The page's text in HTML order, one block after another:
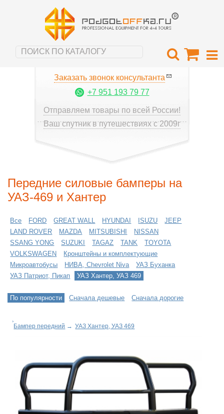
Заказать звонок консультанта
+7 951 193 79 77
Отправляем товары по всей России!
Ваш спутник в путешествиях с 2009г
Передние силовые бамперы на
УАЗ-469 и Хантер
Все FORD GREAT WALL HYUNDAI ISUZU
JEEP
LAND ROVER
MAZDA MITSUBISHI
NISSAN
SSANG YONG
SUZUKI TAGAZ TANK
TOYOTA
VOLKSWAGEN
Кронштейны и комплектующие
Микроавтобусы
НИВА, Chevrolet Niva
УАЗ Буханка
УАЗ Патриот, Пикап
УАЗ Хантер, УАЗ 469
По популярности Сначала дешевые Сначала дорогие
Бампер передний → УАЗ Хантер, УАЗ 469